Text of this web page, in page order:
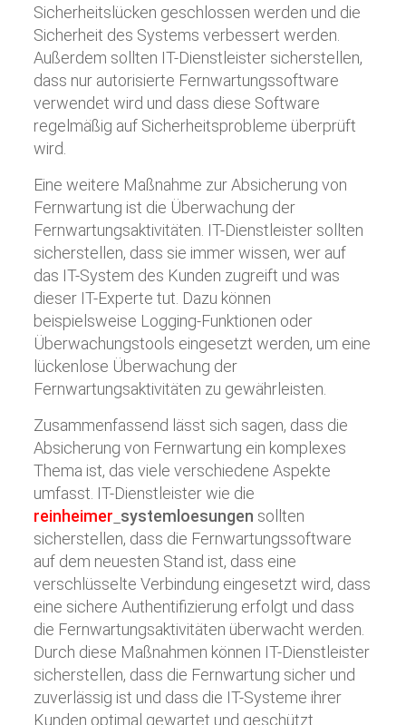
Sicherheitslücken geschlossen werden und die
Sicherheit des Systems verbessert werden.
Außerdem sollten IT-Dienstleister sicherstellen,
dass nur autorisierte Fernwartungssoftware
verwendet wird und dass diese Software
regelmäßig auf Sicherheitsprobleme überprüft
wird.
Eine weitere Maßnahme zur Absicherung von
Fernwartung ist die Überwachung der
Fernwartungsaktivitäten. IT-Dienstleister sollten
sicherstellen, dass sie immer wissen, wer auf
das IT-System des Kunden zugreift und was
dieser IT-Experte tut. Dazu können
beispielsweise Logging-Funktionen oder
Überwachungstools eingesetzt werden, um eine
lückenlose Überwachung der
Fernwartungsaktivitäten zu gewährleisten.
Zusammenfassend lässt sich sagen, dass die
Absicherung von Fernwartung ein komplexes
Thema ist, das viele verschiedene Aspekte
umfasst. IT-Dienstleister wie die
reinheimer systemloesungen sollten
sicherstellen, dass die Fernwartungssoftware
auf dem neuesten Stand ist, dass eine
verschlüsselte Verbindung eingesetzt wird, dass
eine sichere Authentifizierung erfolgt und dass
die Fernwartungsaktivitäten überwacht werden.
Durch diese Maßnahmen können IT-Dienstleister
sicherstellen, dass die Fernwartung sicher und
zuverlässig ist und dass die IT-Systeme ihrer
Kunden optimal gewartet und geschützt